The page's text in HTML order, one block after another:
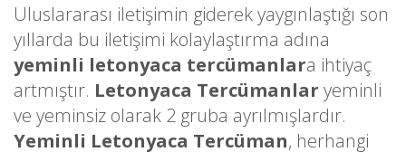
Uluslararası iletişimin giderek yaygınlaştığı son
yıllarda bu iletişimi kolaylaştırma adına
yeminli letonyaca tercümanlara ihtiyaç
artmıştır. Letonyaca Tercümanlar yeminli
ve yeminsiz olarak 2 gruba ayrılmışlardır.
Yeminli Letonyaca Tercüman, herhangi